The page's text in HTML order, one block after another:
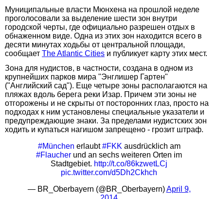
Муниципальные власти Мюнхена на прошлой неделе
проголосовали за выделение шести зон внутри
городской черты, где официально разрешен отдых в
обнаженном виде. Одна из этих зон находится всего в
десяти минутах ходьбы от центральной площади,
сообщает The Atlantic Cities и публикует карту этих мест.
Зона для нудистов, в частности, создана в одном из
крупнейших парков мира "Энглишер Гартен"
("Английский сад"). Еще четыре зоны располагаются на
пляжах вдоль берега реки Изар. Причем эти зоны не
отгорожены и не скрыты от посторонних глаз, просто на
подходах к ним установлены специальные указатели и
предупреждающие знаки. За пределами нудистских зон
ходить и купаться нагишом запрещено - грозит штраф.
#München erlaubt#FKK ausdrücklich am
#Flaucher und an sechs weiteren Orten im
Stadtgebiet. http://t.co/86kzwetLCj
pic.twitter.com/d5Dh2Ckhch
— BR_Oberbayern (@BR_Oberbayern)April 9,